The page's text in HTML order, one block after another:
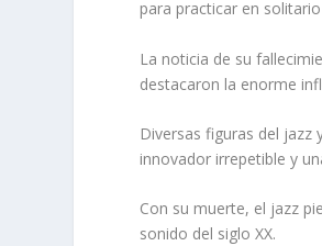
para practicar en
La noticia de su
destacaron la enorme
Diversas figuras del
innovador irrepetible y
Con su muerte, el jazz
sonido del siglo XX.